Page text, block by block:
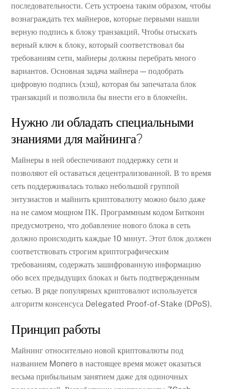
последовательности. Сеть устроена таким образом, чтобы
вознаграждать тех майнеров, которые первыми нашли
верную подпись к блоку транзакций. Чтобы отыскать
верный ключ к блоку, который соответствовал бы
требованиям сети, майнеры должны перебрать много
вариантов. Основная задача майнера — подобрать
цифровую подпись (хэш), которая бы запечатала блок
транзакций и позволила бы внести его в блокчейн.
Нужно ли обладать специальными
знаниями для майнинга?
Майнеры в ней обеспечивают поддержку сети и
позволяют ей оставаться децентрализованной. В то время
сеть поддерживалась только небольшой группой
энтузиастов и майнить криптовалюту можно было даже
на не самом мощном ПК. Программным кодом Биткоин
предусмотрено, что добавление нового блока в сеть
должно происходить каждые 10 минут. Этот блок должен
соответствовать строгим криптографическим
требованиям, содержать зашифрованную информацию
обо всех предыдущих блоках и быть подтвержденным
сетью. В ряде популярных криптовалют используется
алгоритм консенсуса Delegated Proof-of-Stake (DPoS).
Принцип работы
Майнинг относительно новой криптовалюты под
названием Monero в настоящее время может оказаться
весьма прибыльным занятием даже для одиночных